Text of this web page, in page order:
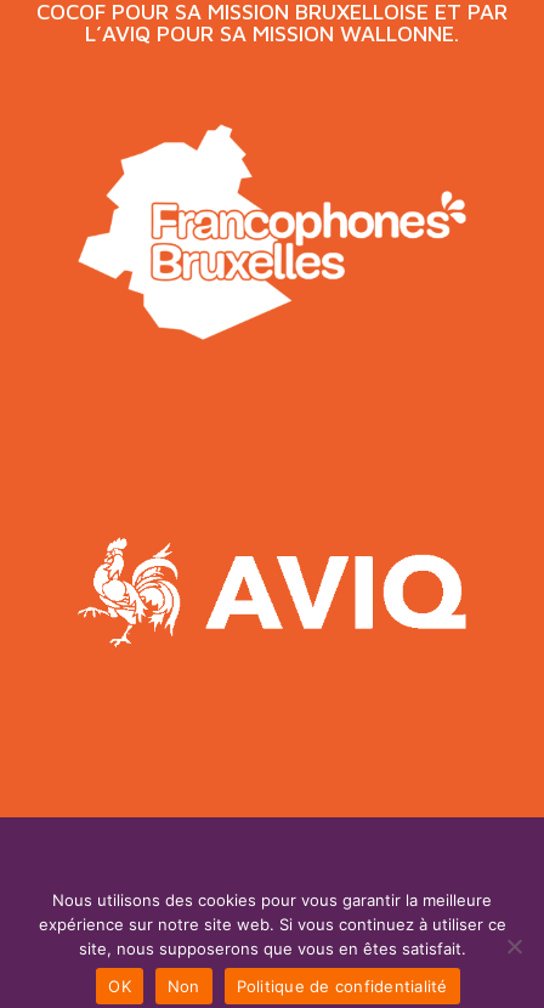
COCOF POUR SA MISSION BRUXELLOISE ET PAR
L’AVIQ POUR SA MISSION WALLONNE.
LOGO & ILLUSTRATIONS BYTESS-H.BE
Nous utilisons des cookies pour vous garantir la meilleure
expérience sur notre site web. Si vous continuez à utiliser ce
site, nous supposerons que vous en êtes satisfait.
OK
Non Politique de confidentialité